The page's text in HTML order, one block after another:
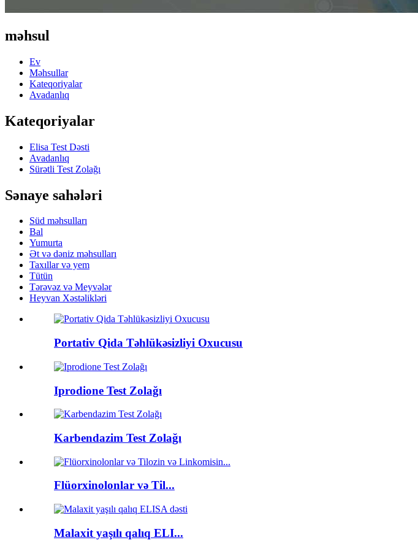
məhsul
Ev
Məhsullar
Kateqoriyalar
Avadanlıq
Kateqoriyalar
Elisa Test Dəsti
Avadanlıq
Sürətli Test Zolağı
Sənaye sahələri
Süd məhsulları
Bal
Yumurta
Ət və dəniz məhsulları
Taxıllar və yem
Tütün
Tərəvəz və Meyvələr
Heyvan Xəstəlikləri
Portativ Qida Təhlükəsizliyi Oxucusu
Iprodione Test Zolağı
Karbendazim Test Zolağı
Flüorxinolonlar və Til...
Malaxit yaşılı qalıq ELI...